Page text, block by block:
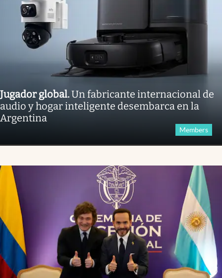
Jugador global.Un fabricante internacional de
audio y hogar inteligente desembarca en la
Argentina
Members